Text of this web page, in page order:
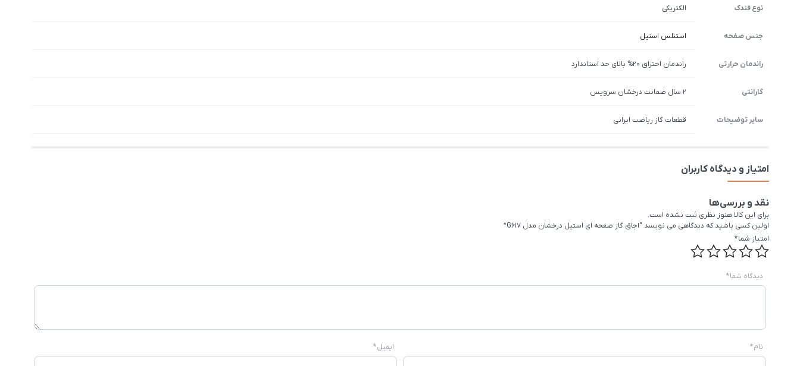
نوع فندک الکتریکی
جنس صفحه استنلس استیل
راندمان حرارتی راندمان احتراق 20% بالای حد استاندارد
گارانتی 2 سال ضمانت درخشان سرویس
سایر توضیحات قطعات گاز ریاضت ایرانی
امتیاز و دیدگاه کاربران
نقد و بررسی‌ها
برای این کالا هنوز نظری ثبت نشده است.
اولین کسی باشید که دیدگاهی می نویسد “اجاق گاز صفحه ای استیل درخشان مدل G617”
امتیاز شما*
دیدگاه شما*
نام* ایمیل*